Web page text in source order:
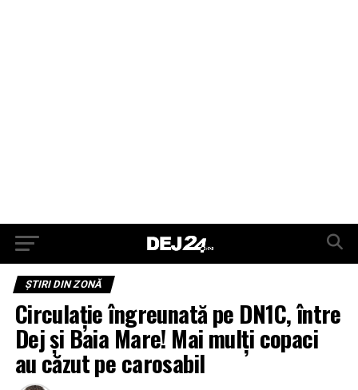
ŞTIRI DIN ZONĂ
Circulație îngreunată pe DN1C, între
Dej și Baia Mare! Mai mulți copaci
au căzut pe carosabil